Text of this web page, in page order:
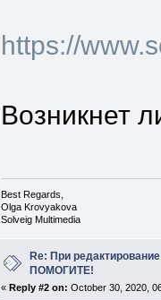
https://
Возникнет
Best Regards,
Olga Krovyakova
Solveig Multimedia
Re: При
ПОМОГИТЕ!
« Reply #2 on: October 30, 2020,